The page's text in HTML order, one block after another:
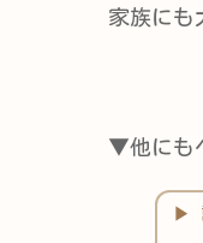
家族にも
▼他にも